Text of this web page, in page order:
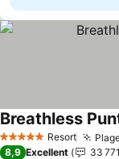
5 Étoiles Resort
Breathless
8,9 Excellent 33 771